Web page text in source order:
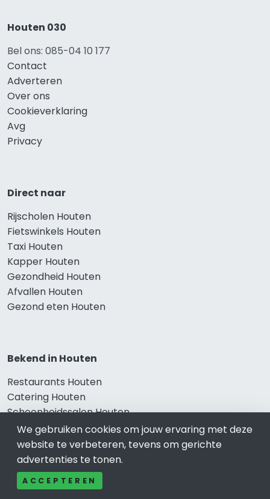
Houten 030
Bel ons: 085-04 10 177
Contact
Adverteren
Over ons
Cookieverklaring
Avg
Privacy
Direct naar
Rijscholen Houten
Fietswinkels Houten
Taxi Houten
Kapper Houten
Gezondheid Houten
Afvallen Houten
Gezond eten Houten
Bekend in Houten
Restaurants Houten
Catering Houten
Schoonheidssalon Houten
Tandartspraktijken Houten
Loodgieters Houten
Stukadoorsbedrijf Houten
Verhuisbedrijf Houten
We gebruiken cookies om jouw ervaring met deze
website te verbeteren, tevens om gerichte
advertenties te tonen.
ACCEPTEREN